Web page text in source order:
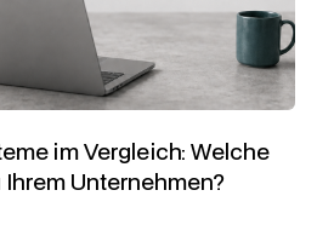
im Vergleich: Welche
Unternehmen?